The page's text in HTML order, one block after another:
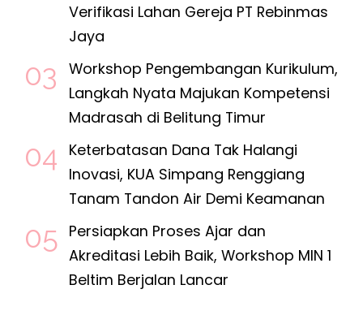
Verifikasi Lahan Gereja PT Rebinmas
Jaya
Workshop Pengembangan Kurikulum,
Langkah Nyata Majukan Kompetensi
Madrasah di Belitung Timur
Keterbatasan Dana Tak Halangi
Inovasi, KUA Simpang Renggiang
Tanam Tandon Air Demi Keamanan
Persiapkan Proses Ajar dan
Akreditasi Lebih Baik, Workshop MIN 1
Beltim Berjalan Lancar